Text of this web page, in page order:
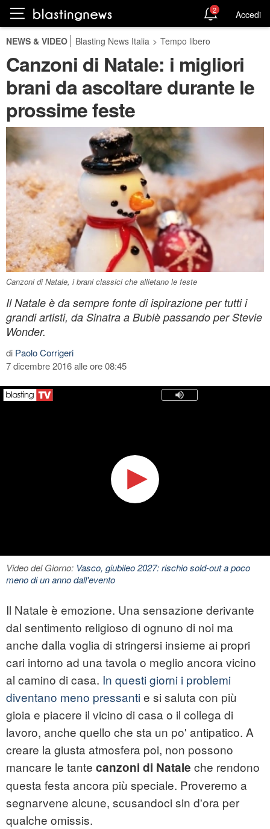
2 Accedi
NEWS & VIDEO Blasting News Italia > Tempo libero
Canzoni di Natale: i migliori
brani da ascoltare durante le
prossime feste
Canzoni di Natale, i brani classici che allietano le feste
Il Natale è da sempre fonte di ispirazione per tutti i
grandi artisti, da Sinatra a Bublè passando per Stevie
Wonder.
di Paolo Corrigeri
7 dicembre 2016 alle ore 08:45
Video del Giorno: Vasco, giubileo 2027: rischio sold-out a poco
meno di un anno dall'evento
Il Natale è emozione. Una sensazione derivante
dal sentimento religioso di ognuno di noi ma
anche dalla voglia di stringersi insieme ai propri
cari intorno ad una tavola o meglio ancora vicino
al camino di casa. In questi giorni i problemi
diventano meno pressantie si saluta con più
gioia e piacere il vicino di casa o il collega di
lavoro, anche quello che sta un po' antipatico. A
creare la giusta atmosfera poi, non possono
mancare le tante canzoni di Natale che rendono
questa festa ancora più speciale. Proveremo a
segnarvene alcune, scusandoci sin d'ora per
qualche omissis.